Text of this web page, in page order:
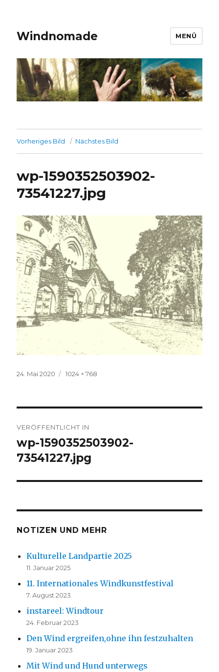
Windnomade MENÜ
Vorheriges Bild Nächstes Bild
wp-1590352503902-
73541227.jpg
Veröffentlicht
24. Mai 2020
Volle
1024 × 768
Navigation
VERÖFFENTLICHT IN
wp-1590352503902-
73541227.jpg
NOTIZEN UND MEHR
Kulturelle Landpartie 2025
11. Januar 2025
11. Internationales Windkunstfestival
7. August 2023
instareel: Windtour
24. Februar 2023
Den Wind ergreifen,ohne ihn festzuhalten
19. Januar 2023
Mit Wind und Hund unterwegs